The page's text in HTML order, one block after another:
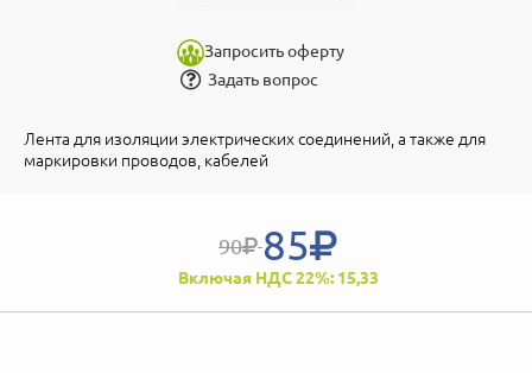
Запросить оферту
Задать вопрос
Лента для изоляции электрических соединений, а также для
маркировки проводов, кабелей
90 85
Включая НДС 22%: 15,33